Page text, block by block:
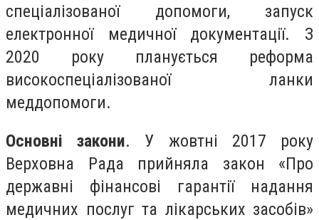
спеціалізованої допомоги, запуск
електронної медичної документації. З
2020 року планується реформа
високоспеціалізованої ланки
меддопомоги.
Основні закони. У жовтні 2017 року
Верховна Рада прийняла закон «Про
державні фінансові гарантії надання
медичних послуг та лікарських засобів»